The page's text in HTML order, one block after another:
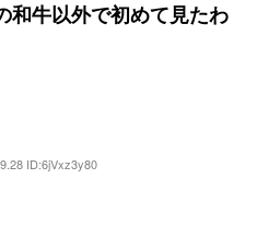
和牛以外で初めて見たわ
ID:6jVxz3y80